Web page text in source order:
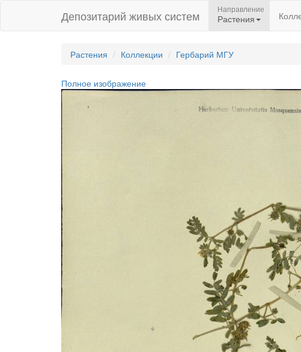
Депозитарий живых систем Направление
Растения
Растения Коллекции Гербарий МГУ
Полное изображение